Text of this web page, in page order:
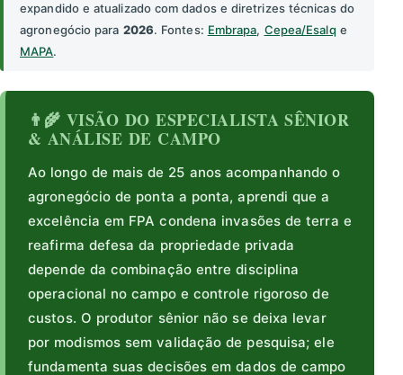
expandido e atualizado com dados e diretrizes técnicas do
agronegócio para 2026. Fontes: Embrapa, Cepea/Esalq e
MAPA.
👨‍🌾 VISÃO DO ESPECIALISTA SÊNIOR
& ANÁLISE DE CAMPO
Ao longo de mais de 25 anos acompanhando o
agronegócio de ponta a ponta, aprendi que a
excelência em FPA condena invasões de terra e
reafirma defesa da propriedade privada
depende da combinação entre disciplina
operacional no campo e controle rigoroso de
custos. O produtor sênior não se deixa levar
por modismos sem validação de pesquisa; ele
fundamenta suas decisões em dados de campo